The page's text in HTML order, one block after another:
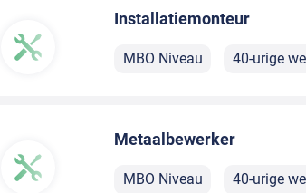
Installatiemonteur
MBO Niveau 40-urige
Metaalbewerker
MBO Niveau 40-urige